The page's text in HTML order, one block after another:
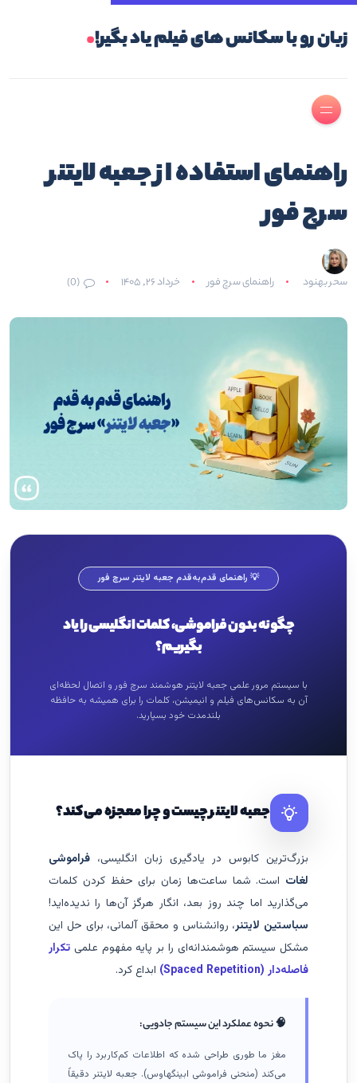
زبان رو با سکانس های فیلم یاد بگیر!.
راهنمای استفاده از جعبه لایتنر
سرچ فور
سحر بهنود راهنمای سرچ فور خرداد ۲۶, ۱۴۰۵ (0)
💡 راهنمای قدم‌به‌قدم جعبه لایتنر سرچ فور
چگونه بدون فراموشی، کلمات انگلیسی را یاد
بگیریم؟
با سیستم مرور علمی جعبه لایتنر هوشمند سرچ فور و اتصال لحظه‌ای
آن به سکانس‌های فیلم و انیمیشن، کلمات را برای همیشه به حافظه
بلندمدت خود بسپارید.
جعبه لایتنر چیست و چرا معجزه می‌کند؟
بزرگ‌ترین کابوس در یادگیری زبان انگلیسی، فراموشی
لغات است. شما ساعت‌ها زمان برای حفظ کردن کلمات
می‌گذارید اما چند روز بعد، انگار هرگز آن‌ها را ندیده‌اید!
سباستین لایتنر، روانشناس و محقق آلمانی، برای حل این
مشکل سیستم هوشمندانه‌ای را بر پایه مفهوم علمی تکرار
فاصله‌دار (Spaced Repetition)
ابداع کرد.
🧠 نحوه عملکرد این سیستم جادویی:
مغز ما طوری طراحی شده که اطلاعات کم‌کاربرد را پاک
می‌کند (منحنی فراموشی ابینگهاوس). جعبه لایتنر دقیقاً